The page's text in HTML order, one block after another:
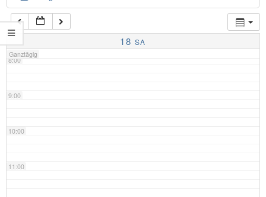
18 SA
Ganztägig
7:00
8:00
9:00
10:00
11:00